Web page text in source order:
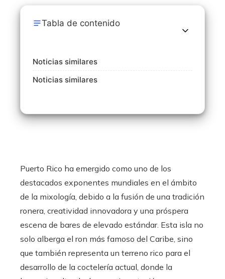
Tabla de contenido
Noticias similares
Noticias similares
Puerto Rico ha emergido como uno de los
destacados exponentes mundiales en el ámbito
de la mixología, debido a la fusión de una tradición
ronera, creatividad innovadora y una próspera
escena de bares de elevado estándar. Esta isla no
solo alberga el ron más famoso del Caribe, sino
que también representa un terreno rico para el
desarrollo de la coctelería actual, donde la